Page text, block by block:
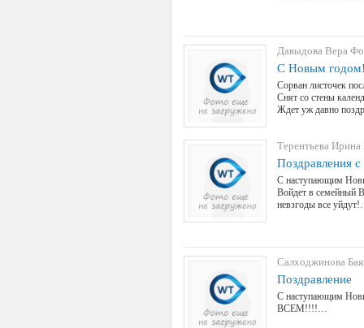
Давыдова Вера
С Новым
Сорван листочек
Снят со стены
Ждет уж давно
Терентьева
Поздравления
С наступающим
Войдет в семейный
невзгоды все
Салходжинова
Поздравление
С наступающим
ВСЕМ!!!!…